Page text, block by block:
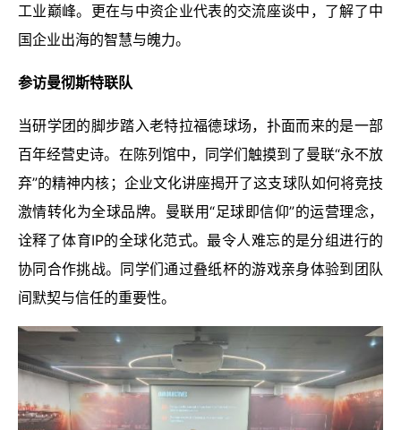
工业巅峰。更在与中资企业代表的交流座谈中，了解了中
国企业出海的智慧与魄力。
参访曼彻斯特联队
当研学团的脚步踏入老特拉福德球场，扑面而来的是一部
百年经营史诗。在陈列馆中，同学们触摸到了曼联“永不放
弃”的精神内核；企业文化讲座揭开了这支球队如何将竞技
激情转化为全球品牌。曼联用“足球即信仰”的运营理念，
诠释了体育IP的全球化范式。最令人难忘的是分组进行的
协同合作挑战。同学们通过叠纸杯的游戏亲身体验到团队
间默契与信任的重要性。